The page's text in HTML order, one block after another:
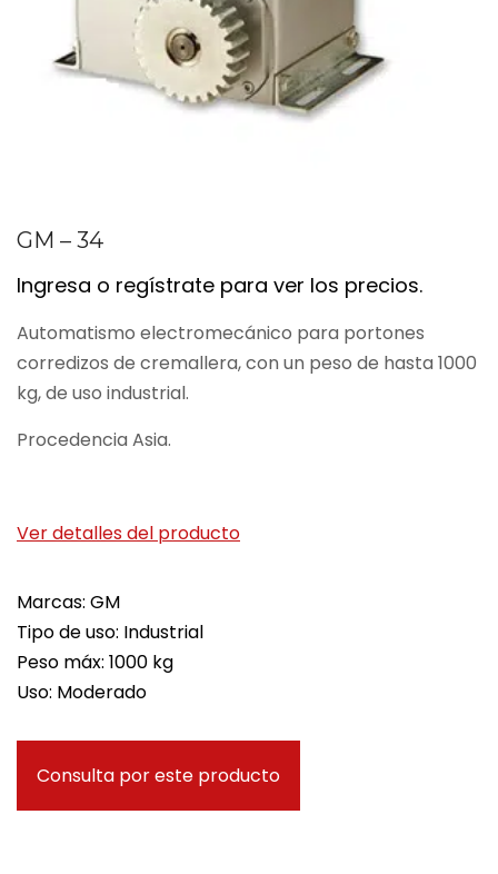
GM – 34
Ingresa o regístrate para ver los precios.
Automatismo electromecánico para portones
corredizos de cremallera, con un peso de hasta 1000
kg, de uso industrial.
Procedencia Asia.
Ver detalles del producto
Marcas: GM
Tipo de uso: Industrial
Peso máx: 1000 kg
Uso: Moderado
Consulta por este producto